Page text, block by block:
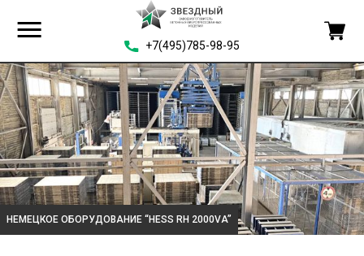
+7(495)785-98-95
НЕМЕЦКОЕ ОБОРУДОВАНИЕ “HESS RH 2000VA”